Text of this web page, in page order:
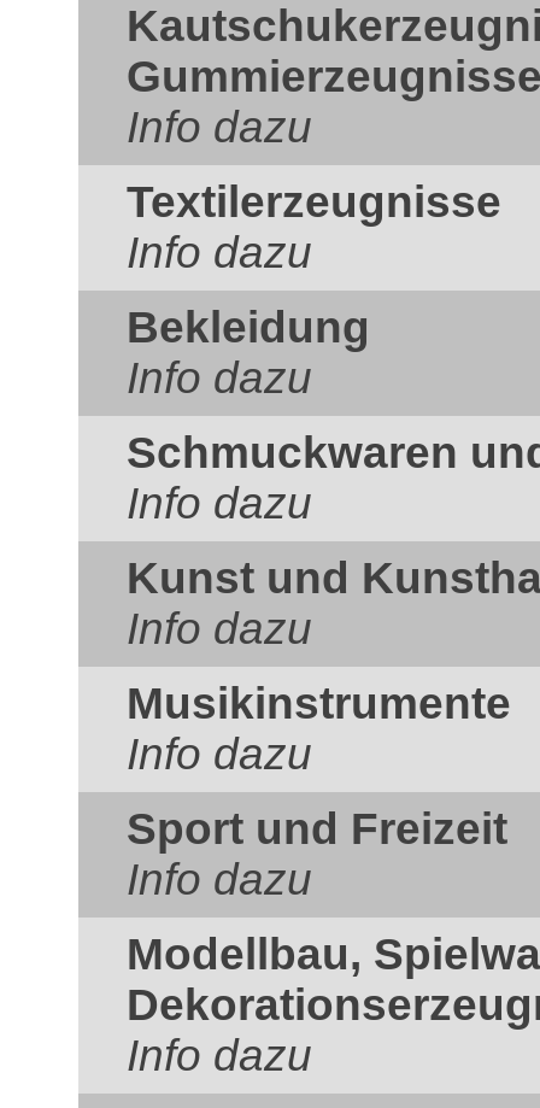
Info dazu
Textilerzeugnisse
Info dazu
Bekleidung
Info dazu
Schmuckwaren
Info dazu
Kunst und
Info dazu
Musikinstrumente
Info dazu
Sport und Freizeit
Info dazu
Modellbau,
Info dazu